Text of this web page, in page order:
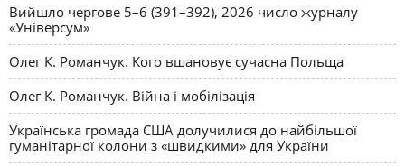
Вийшло чергове 5–6 (391–392), 2026 число журналу
«Універсум»
Олег К. Романчук. Кого вшановує сучасна Польща
Олег К. Романчук. Війна і мобілізація
Українська громада США долучилися до найбільшої
гуманітарної колони з «швидкими» для України